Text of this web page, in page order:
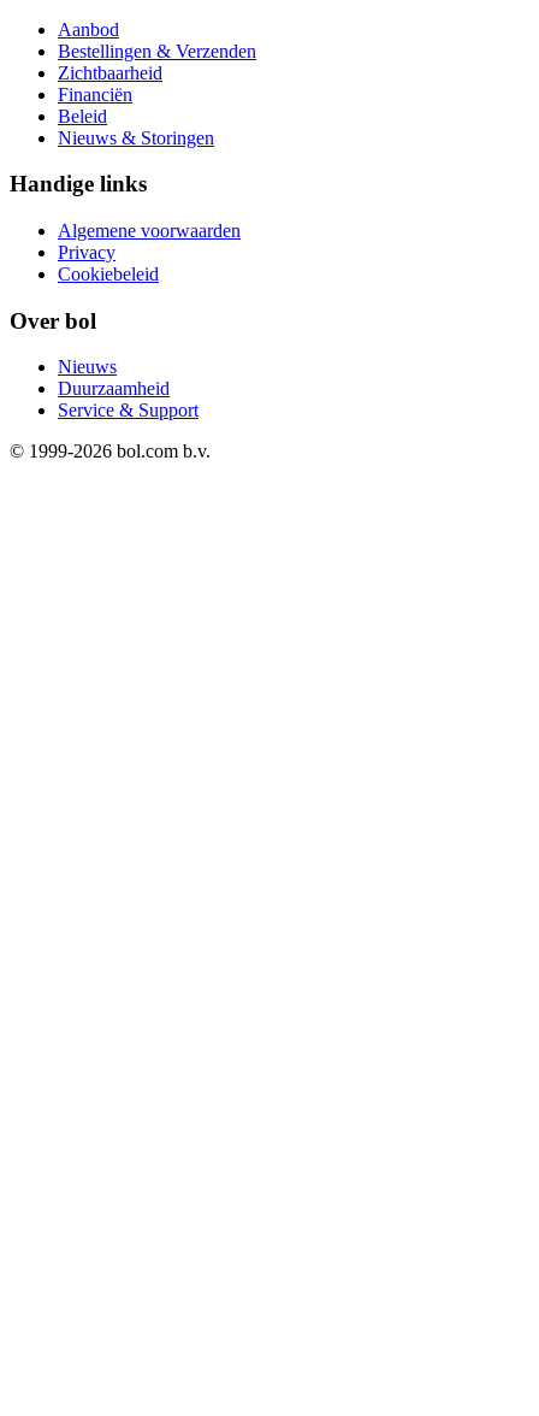
Aanbod
Bestellingen & Verzenden
Zichtbaarheid
Financiën
Beleid
Nieuws & Storingen
Handige links
Algemene voorwaarden
Privacy
Cookiebeleid
Over bol
Nieuws
Duurzaamheid
Service & Support
© 1999-2026 bol.com b.v.